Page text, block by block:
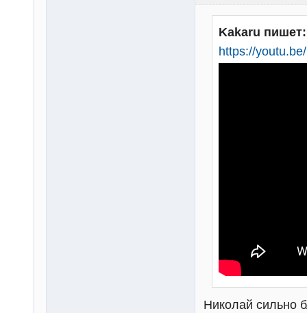
Kakaru пишет:
https://
Николай сильно